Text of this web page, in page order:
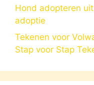
Hond adopteren
adoptie
Tekenen voor
Stap voor Stap